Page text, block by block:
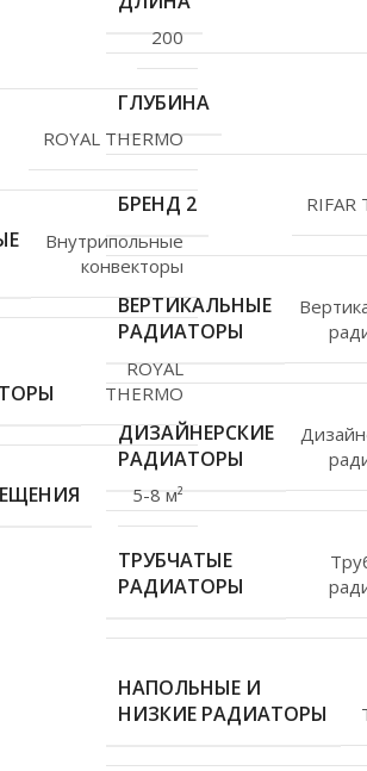
200
ROYAL THERMO
Внутрипольные
конвекторы
ROYAL
THERMO
5-8 м²
ГЛУБИНА
БРЕНД 2 RIFAR
ВЕРТИКАЛЬНЫЕ
РАДИАТОРЫ
ДИЗАЙНЕРСКИЕ
РАДИАТОРЫ
ТРУБЧАТЫЕ
РАДИАТОРЫ
НАПОЛЬНЫЕ И
НИЗКИЕ РАДИАТОРЫ